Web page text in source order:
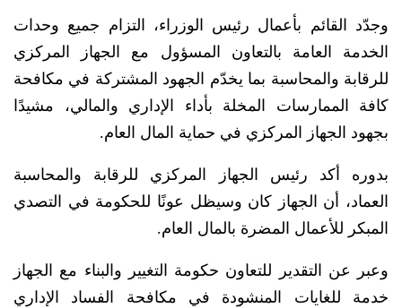
وجدّد القائم بأعمال رئيس الوزراء، التزام جميع وحدات
الخدمة العامة بالتعاون المسؤول مع الجهاز المركزي
للرقابة والمحاسبة بما يخدّم الجهود المشتركة في مكافحة
كافة الممارسات المخلة بأداء الإداري والمالي، مشيدًا
بجهود الجهاز المركزي في حماية المال العام.
بدوره أكد رئيس الجهاز المركزي للرقابة والمحاسبة
العماد، أن الجهاز كان وسيظل عونًا للحكومة في التصدي
المبكر للأعمال المضرة بالمال العام.
وعبر عن التقدير للتعاون حكومة التغيير والبناء مع الجهاز
خدمة للغايات المنشودة في مكافحة الفساد الإداري